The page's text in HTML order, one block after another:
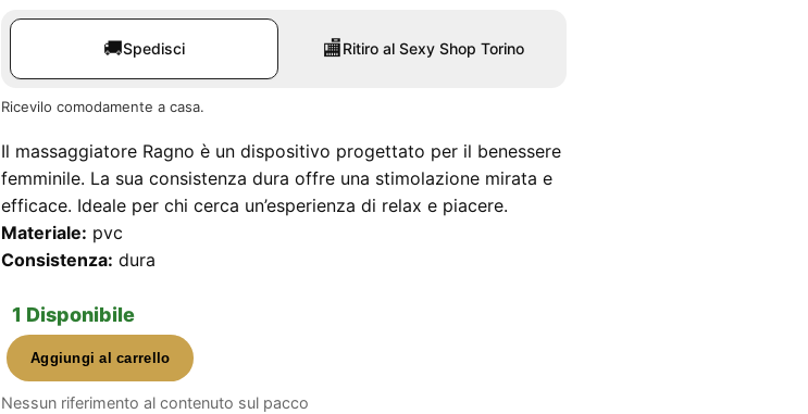
🚚Spedisci 🏬Ritiro al Sexy Shop Torino
Ricevilo comodamente a casa.
Il massaggiatore Ragno è un dispositivo progettato per il benessere
femminile. La sua consistenza dura offre una stimolazione mirata e
efficace. Ideale per chi cerca un’esperienza di relax e piacere.
Materiale: pvc
Consistenza: dura
1 Disponibile
Massaggiatore
Ragno
Aggiungi al carrello
Nessun riferimento al contenuto sul pacco